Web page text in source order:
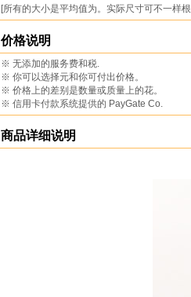
[所有的大小是平均值为。实际尺寸可不一样
价格说明
※ 无添加的服务费和税.
※ 你可以选择元和你可付出价格。
※ 价格上的差别是数量或质量上的花。
※ 信用卡付款系统提供的 PayGate Co.
商品详细说明